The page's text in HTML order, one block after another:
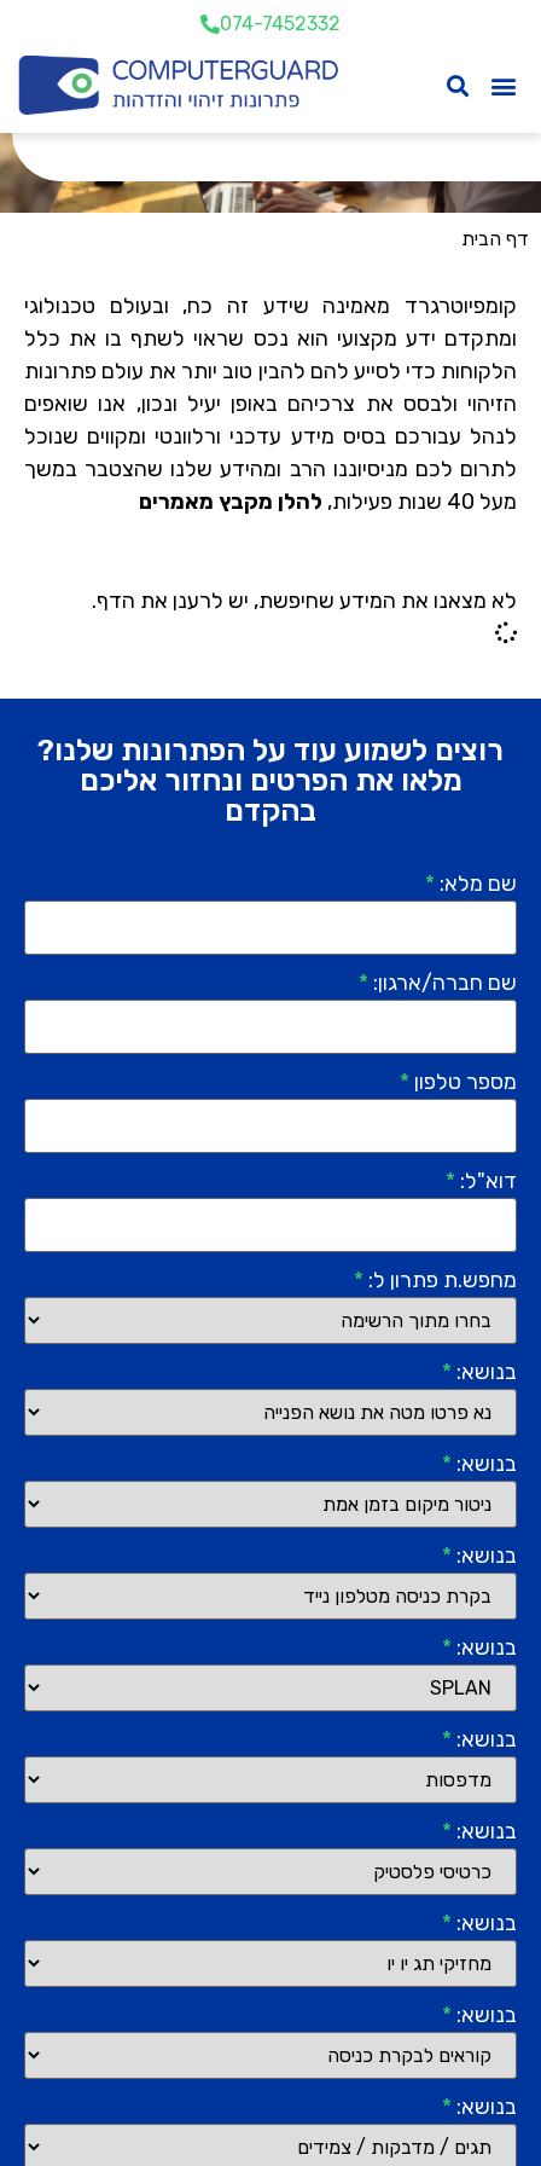
074-7452332
דף הבית
קומפיוטרגרד מאמינה שידע זה כח, ובעולם טכנולוגי
ומתקדם ידע מקצועי הוא נכס שראוי לשתף בו את כלל
הלקוחות כדי לסייע להם להבין טוב יותר את עולם פתרונות
הזיהוי ולבסס את צרכיהם באופן יעיל ונכון, אנו שואפים
לנהל עבורכם בסיס מידע עדכני ורלוונטי ומקווים שנוכל
לתרום לכם מניסיוננו הרב ומהידע שלנו שהצטבר במשך
מעל 40 שנות פעילות,
להלן מקבץ מאמרים
לא מצאנו את המידע שחיפשת, יש לרענן את הדף.
רוצים לשמוע עוד על הפתרונות שלנו?
מלאו את הפרטים ונחזור אליכם
בהקדם
שם מלא: *
שם חברה/ארגון: *
מספר טלפון *
דוא"ל: *
מחפש.ת פתרון ל: *
בנושא: *
בנושא: *
בנושא: *
בנושא: *
בנושא: *
בנושא: *
בנושא: *
בנושא: *
בנושא: *